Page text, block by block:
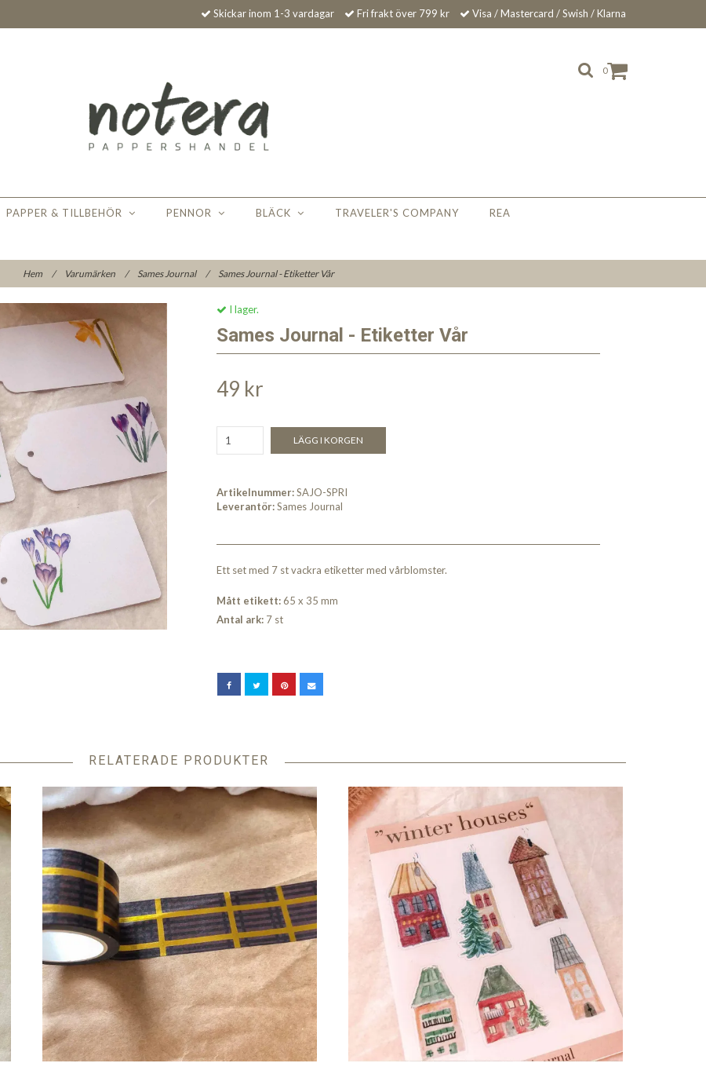
Skickar inom 1-3 vardagar Fri frakt över 799 kr Visa / Mastercard / Swish / Klarna
0
PAPPER & TILLBEHÖR PENNOR BLÄCK TRAVELER'S COMPANY REA
Hem / Varumärken / Sames Journal / Sames Journal - Etiketter Vår
I lager.
Sames Journal - Etiketter Vår
49 kr
LÄGG I KORGEN
Artikelnummer:SAJO-SPRI
Leverantör:Sames Journal
Ett set med 7 st vackra etiketter med vårblomster.
Mått etikett:65 x 35 mm
Antal ark: 7 st
RELATERADE PRODUKTER